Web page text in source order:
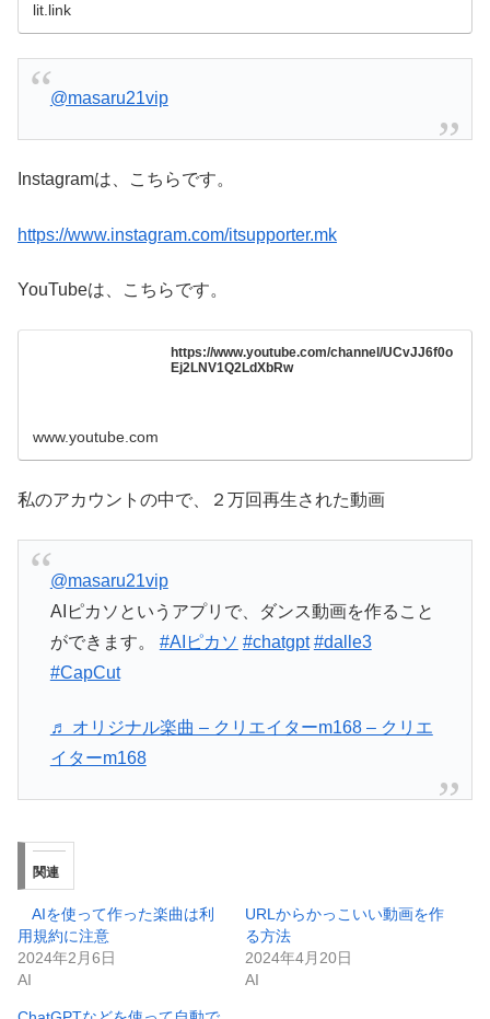
lit.link
@masaru21vip
Instagramは、こちらです。
https://www.instagram.com/itsupporter.mk
YouTubeは、こちらです。
https://www.youtube.com/channel/UCvJJ6f0o
Ej2LNV1Q2LdXbRw
www.youtube.com
私のアカウントの中で、２万回再生された動画
@masaru21vip
AIピカソというアプリで、ダンス動画を作ること
ができます。 #AIピカソ #chatgpt #dalle3
#CapCut
♬ オリジナル楽曲 – クリエイターm168 – クリエ
イターm168
関連
AIを使って作った楽曲は利
用規約に注意
2024年2月6日
AI
URLからかっこいい動画を作
る方法
2024年4月20日
AI